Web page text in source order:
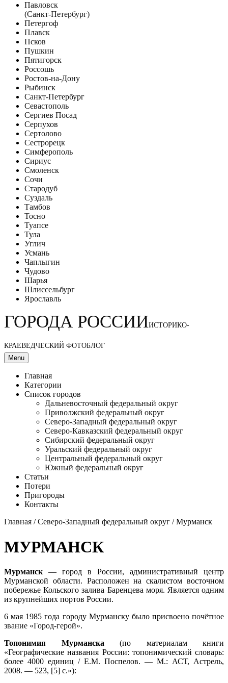
Павловск
(Санкт-Петербург)
Петергоф
Плавск
Псков
Пушкин
Пятигорск
Россошь
Ростов-на-Дону
Рыбинск
Санкт-Петербург
Севастополь
Сергиев Посад
Серпухов
Сертолово
Сестрорецк
Симферополь
Сириус
Смоленск
Сочи
Стародуб
Суздаль
Тамбов
Тосно
Туапсе
Тула
Углич
Усмань
Чаплыгин
Чудово
Шарья
Шлиссельбург
Ярославль
ГОРОДА РОССИИИСТОРИКО-
КРАЕВЕДЧЕСКИЙ ФОТОБЛОГ
Menu
Главная
Категории
Список городов
Дальневосточный федеральный округ
Приволжский федеральный округ
Северо-Западный федеральный округ
Северо-Кавказский федеральный округ
Сибирский федеральный округ
Уральский федеральный округ
Центральный федеральный округ
Южный федеральный округ
Статьи
Потери
Пригороды
Контакты
Главная /Северо-Западный федеральный округ / Мурманск
МУРМАНСК
Мурманск — город в России, административный центр
Мурманской области. Расположен на скалистом восточном
побережье Кольского залива Баренцева моря. Является одним
из крупнейших портов России.
6 мая 1985 года городу Мурманску было присвоено почётное
звание «Город-герой».
Топонимия Мурманска (по материалам книги
«Географические названия России: топонимический словарь:
более 4000 единиц / Е.М. Поспелов. — М.: АСТ, Астрель,
2008. — 523, [5] с.»):